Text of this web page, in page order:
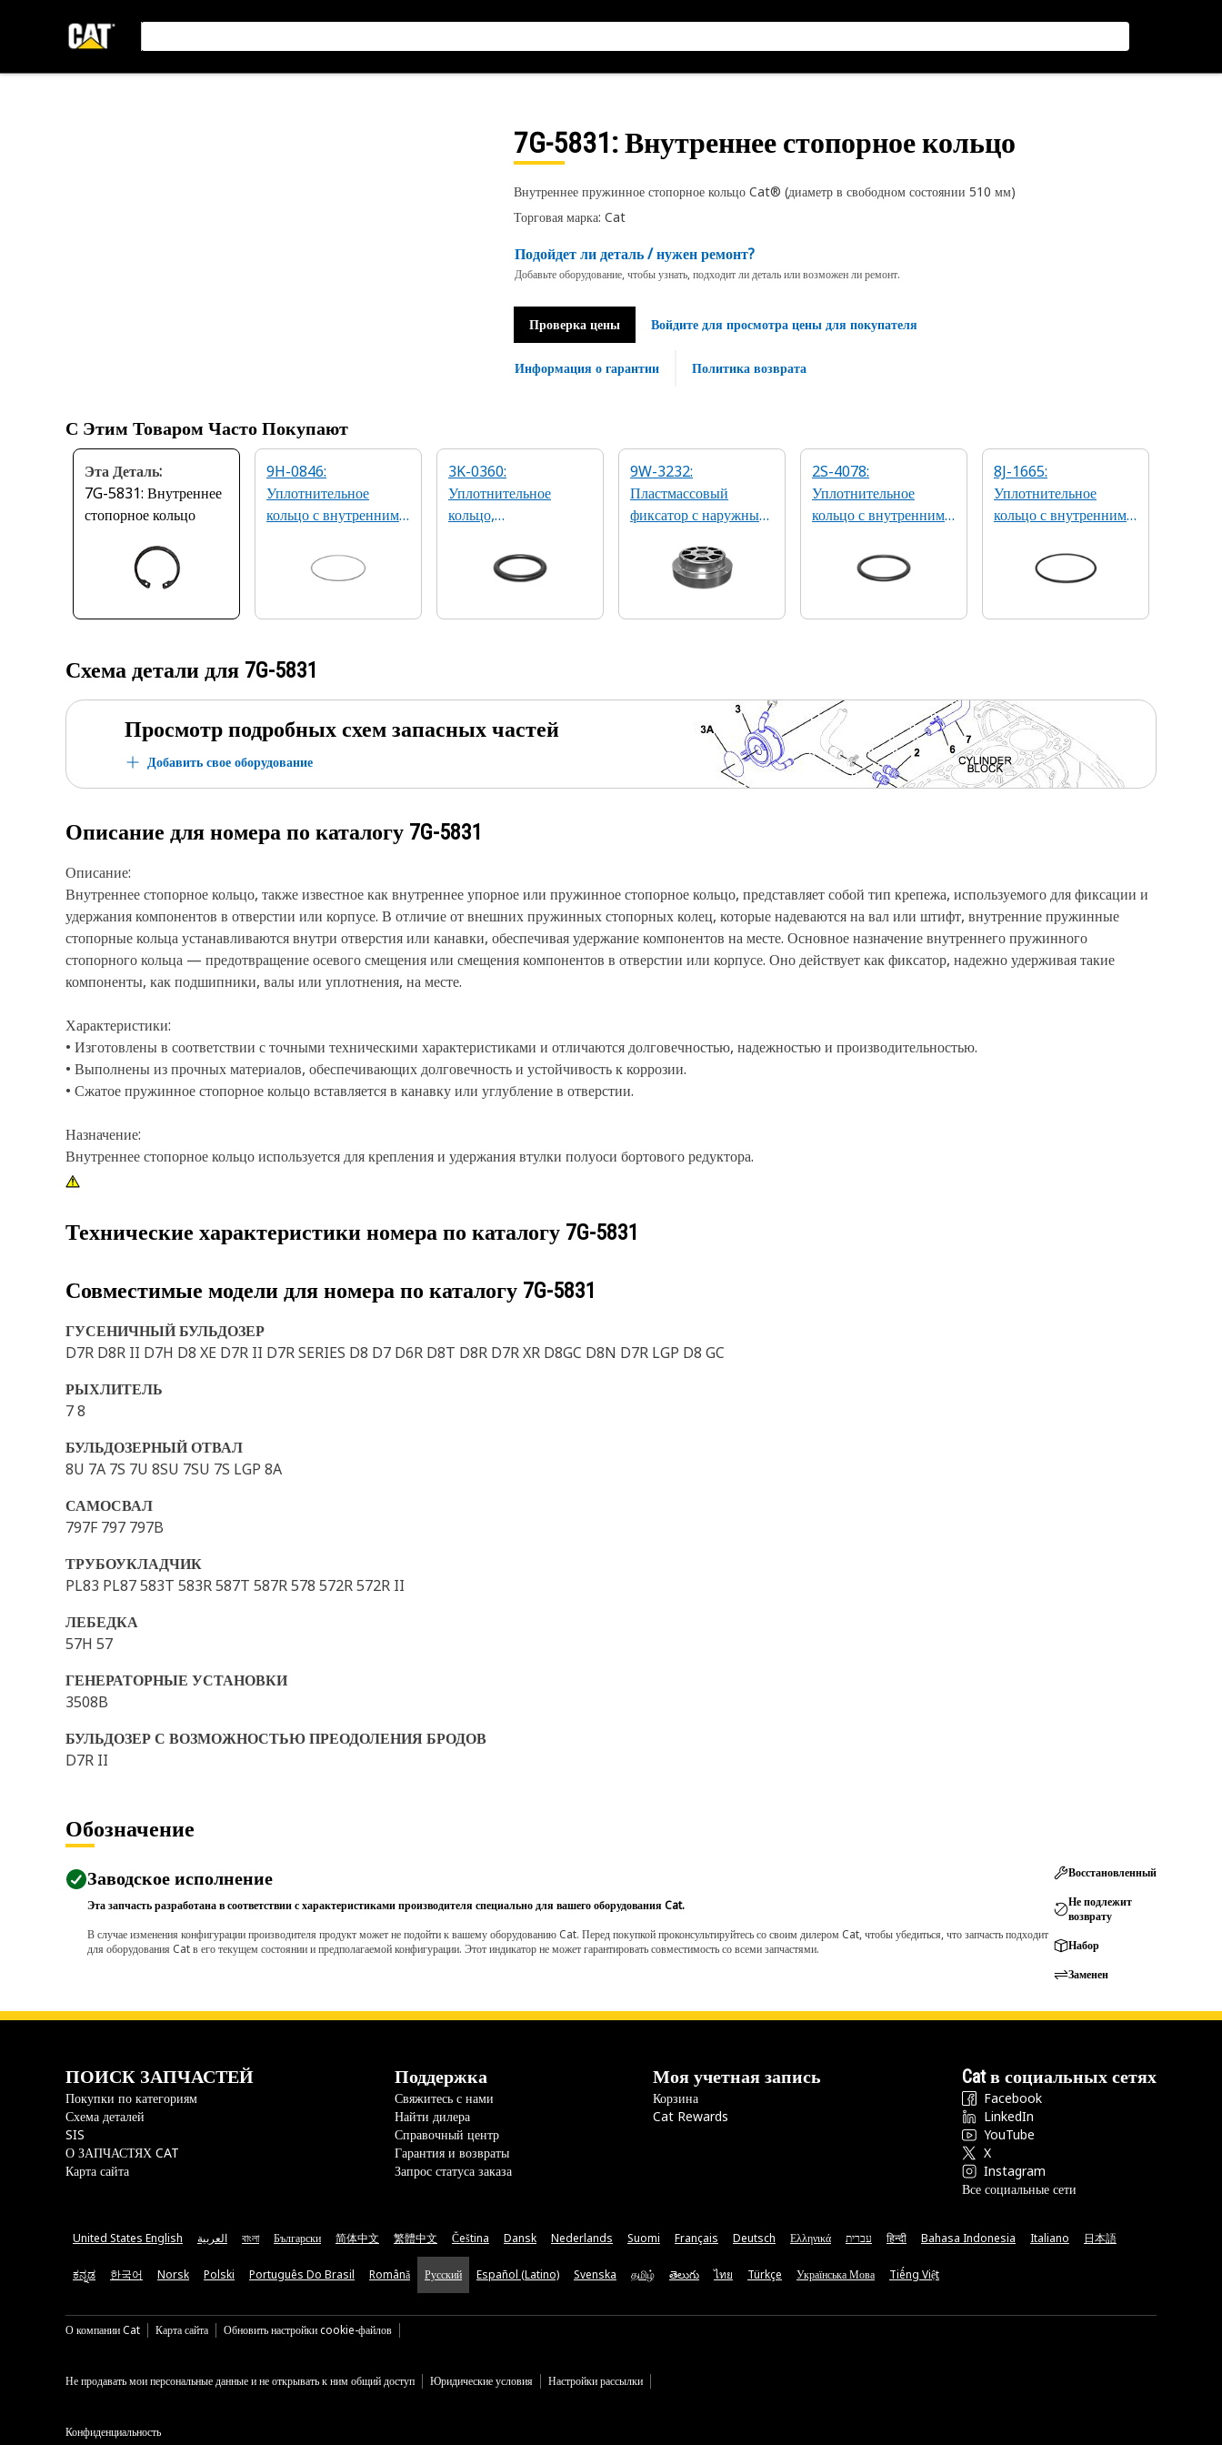
7G-5831: Внутреннее стопорное кольцо
Внутреннее пружинное стопорное кольцо Cat® (диаметр в свободном состоянии 510 мм)
Торговая марка: Cat
Подойдет ли деталь / нужен ремонт?
Добавьте оборудование, чтобы узнать, подходит ли деталь или возможен ли ремонт.
Проверка цены Войдите для просмотра цены для покупателя
Информация о гарантии Политика возврата
С Этим Товаром Часто Покупают
Эта Деталь:
7G-5831: Внутреннее
стопорное кольцо
9H-0846:
Уплотнительное
кольцо с внутренним
3K-0360:
Уплотнительное
кольцо,
из бутадиен-
нитрильного каучука
9W-3232:
Пластмассовый
фиксатор с наружным
2S-4078:
Уплотнительное
кольцо с внутренним
8J-1665:
Уплотнительное
кольцо с внутренним
Схема детали для 7G-5831
Просмотр подробных схем запасных частей
Добавить свое оборудование
Описание для номера по каталогу 7G-5831
Описание:
Внутреннее стопорное кольцо, также известное как внутреннее упорное или пружинное стопорное кольцо, представляет собой тип крепежа, используемого для фиксации и
удержания компонентов в отверстии или корпусе. В отличие от внешних пружинных стопорных колец, которые надеваются на вал или штифт, внутренние пружинные
стопорные кольца устанавливаются внутри отверстия или канавки, обеспечивая удержание компонентов на месте. Основное назначение внутреннего пружинного
стопорного кольца — предотвращение осевого смещения или смещения компонентов в отверстии или корпусе. Оно действует как фиксатор, надежно удерживая такие
компоненты, как подшипники, валы или уплотнения, на месте.
Характеристики:
• Изготовлены в соответствии с точными техническими характеристиками и отличаются долговечностью, надежностью и производительностью.
• Выполнены из прочных материалов, обеспечивающих долговечность и устойчивость к коррозии.
• Сжатое пружинное стопорное кольцо вставляется в канавку или углубление в отверстии.
Назначение:
Внутреннее стопорное кольцо используется для крепления и удержания втулки полуоси бортового редуктора.
Технические характеристики номера по каталогу 7G-5831
Совместимые модели для номера по каталогу 7G-5831
ГУСЕНИЧНЫЙ БУЛЬДОЗЕР
D7R D8R II D7H D8 XE D7R II D7R SERIES D8 D7 D6R D8T D8R D7R XR D8GC D8N D7R LGP D8 GC
РЫХЛИТЕЛЬ
7 8
БУЛЬДОЗЕРНЫЙ ОТВАЛ
8U 7A 7S 7U 8SU 7SU 7S LGP 8A
САМОСВАЛ
797F 797 797B
ТРУБОУКЛАДЧИК
PL83 PL87 583T 583R 587T 587R 578 572R 572R II
ЛЕБЕДКА
57H 57
ГЕНЕРАТОРНЫЕ УСТАНОВКИ
3508B
БУЛЬДОЗЕР С ВОЗМОЖНОСТЬЮ ПРЕОДОЛЕНИЯ БРОДОВ
D7R II
Обозначение
Заводское исполнение
Эта запчасть разработана в соответствии с характеристиками производителя специально для вашего оборудования Cat.
В случае изменения конфигурации производителя продукт может не подойти к вашему оборудованию Cat. Перед покупкой проконсультируйтесь со своим дилером Cat, чтобы убедиться, что запчасть подходит
для оборудования Cat в его текущем состоянии и предполагаемой конфигурации. Этот индикатор не может гарантировать совместимость со всеми запчастями.
Восстановленный
Не подлежит
возврату
Набор
Заменен
ПОИСК ЗАПЧАСТЕЙ
Покупки по категориям
Схема деталей
SIS
О ЗАПЧАСТЯХ CAT
Карта сайта
Поддержка
Свяжитесь с нами
Найти дилера
Справочный центр
Гарантия и возвраты
Запрос статуса заказа
Моя учетная запись
Корзина
Cat Rewards
Cat в социальных сетях
Facebook
LinkedIn
YouTube
X
Instagram
Все социальные сети
United States English العربية বাংলা Български 简体中文 繁體中文 Čeština Dansk Nederlands Suomi Français Deutsch Ελληνικά עברית हिन्दी Bahasa Indonesia Italiano 日本語
ಕನ್ನಡ 한국어 Norsk Polski Português Do Brasil Română Русский Español (Latino) Svenska தமிழ் తెలుగు ไทย Türkçe Українська Мова Tiếng Việt
О компании Cat Карта сайта Обновить настройки cookie-файлов
Не продавать мои персональные данные и не открывать к ним общий доступ Юридические условия Настройки рассылки
Конфиденциальность